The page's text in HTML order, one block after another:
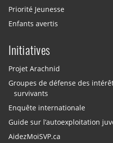
Priorité Jeunesse
Enfants avertis
Initiatives
Projet Arachnid
Groupes de défense des
survivants
Enquête internationale
Guide sur l’autoexploitation
AidezMoiSVP.ca